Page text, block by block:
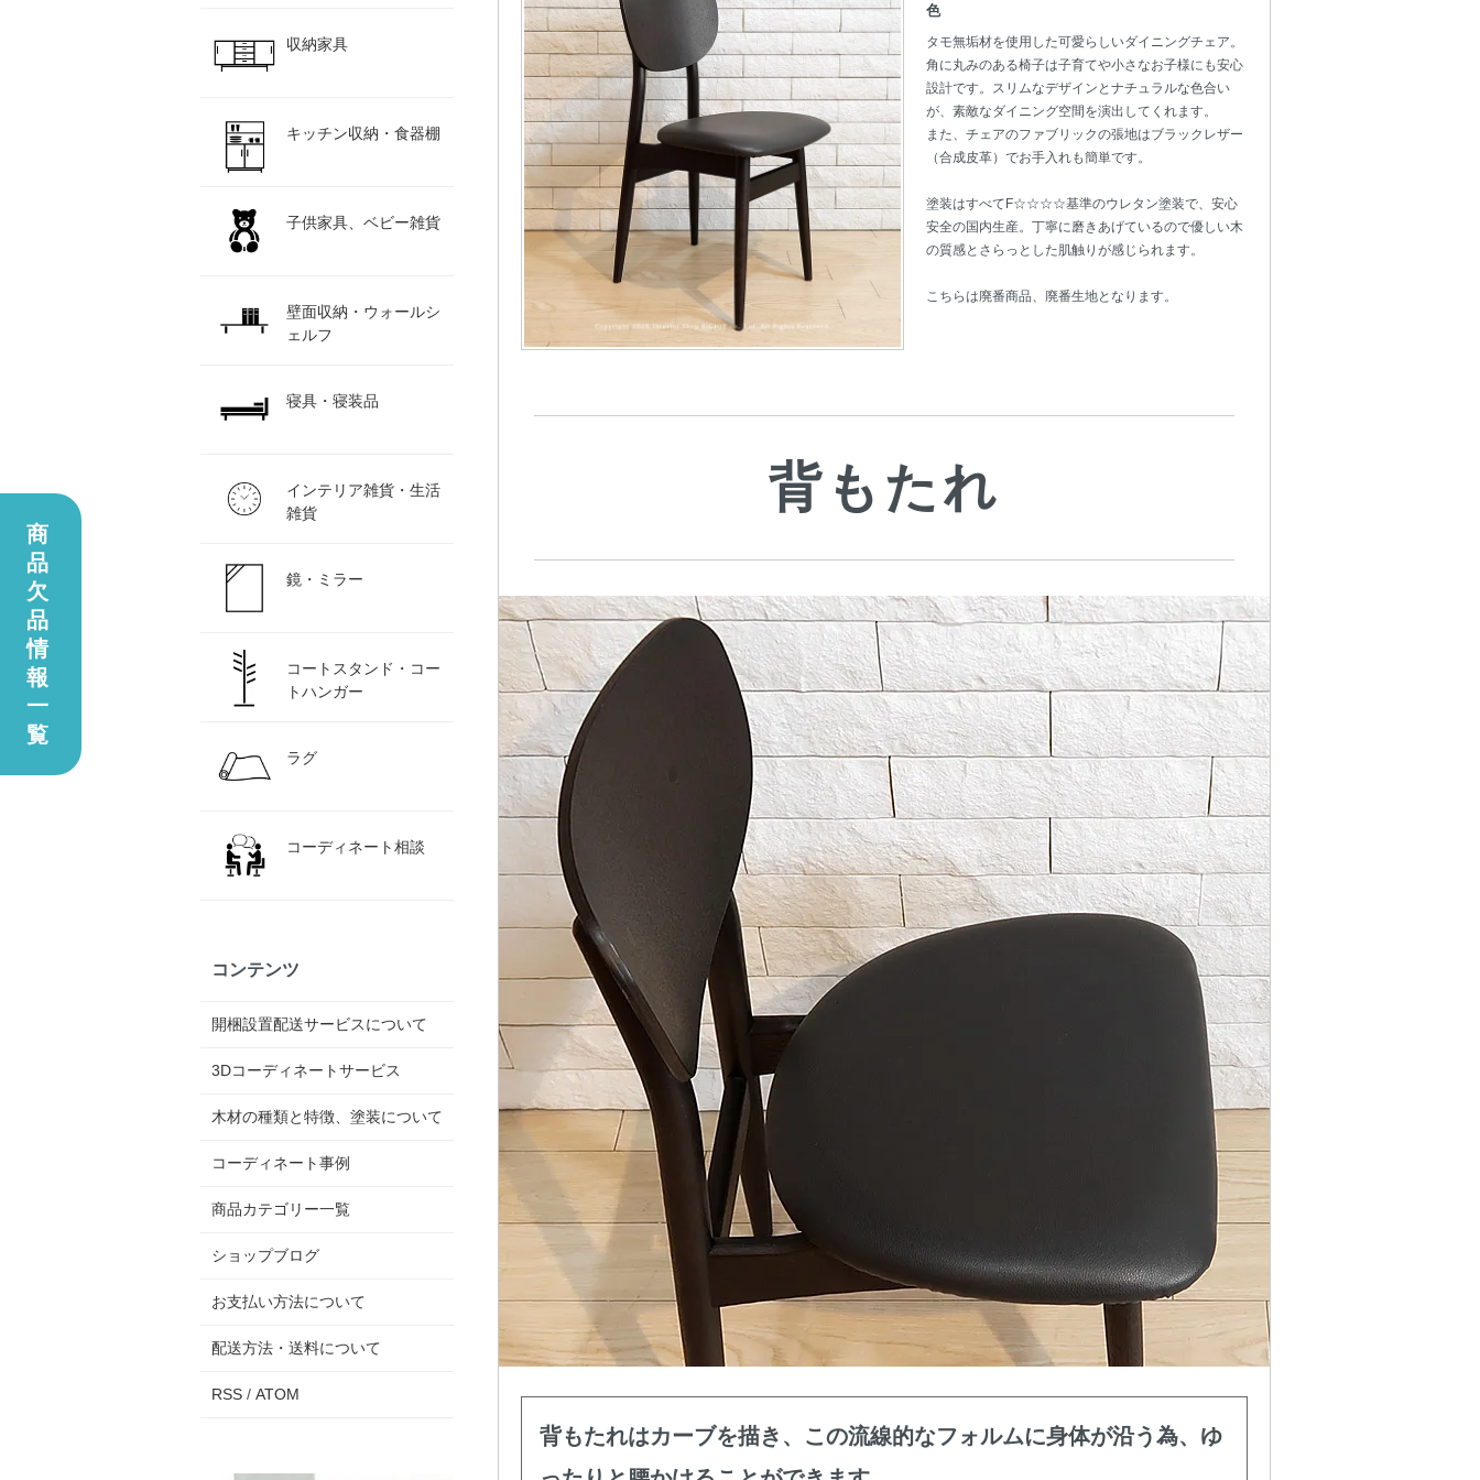
色
タモ無垢材を使用した可愛らしいダイニングチェア。
角に丸みのある椅子は子育てや小さなお子様にも安心
設計です。スリムなデザインとナチュラルな色合い
が、素敵なダイニング空間を演出してくれます。
また、チェアのファブリックの張地はブラックレザー
（合成皮革）でお手入れも簡単です。
塗装はすべてF☆☆☆☆基準のウレタン塗装で、安心
安全の国内生産。丁寧に磨きあげているので優しい木
の質感とさらっとした肌触りが感じられます。
こちらは廃番商品、廃番生地となります。
背もたれ
背もたれはカーブを描き、この流線的なフォルムに身体が沿う為、ゆ
収納家具
キッチン収納・食器棚
子供家具、ベビー雑貨
壁面収納・ウォールシ
ェルフ
寝具・寝装品
インテリア雑貨・生活
雑貨
鏡・ミラー
コートスタンド・コー
トハンガー
ラグ
コーディネート相談
コンテンツ
開梱設置配送サービスについて
3Dコーディネートサービス
木材の種類と特徴、塗装について
コーディネート事例
商品カテゴリー一覧
ショップブログ
お支払い方法について
配送方法・送料について
RSS / ATOM
商
品
欠
品
情
報
一
覧